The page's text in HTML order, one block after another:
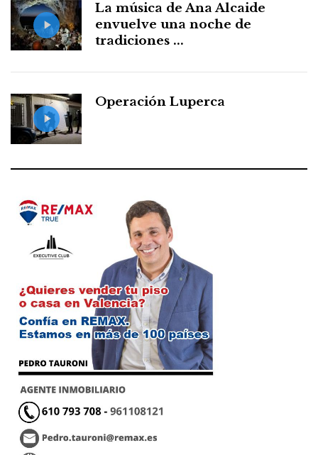
La música de Ana Alcaide
envuelve una noche de
tradiciones ...
Operación Luperca